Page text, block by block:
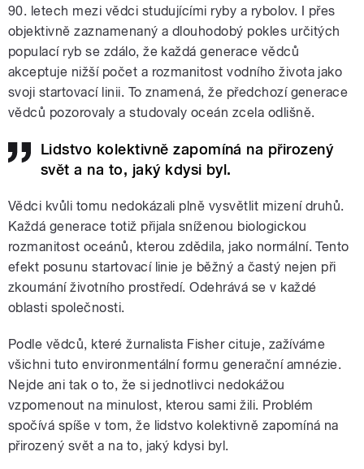
90. letech mezi vědci studujícími ryby a rybolov. I přes
objektivně zaznamenaný a dlouhodobý pokles určitých
populací ryb se zdálo, že každá generace vědců
akceptuje nižší počet a rozmanitost vodního života jako
svoji startovací linii. To znamená, že předchozí generace
vědců pozorovaly a studovaly oceán zcela odlišně.
Lidstvo kolektivně zapomíná na přirozený
svět a na to, jaký kdysi byl.
Vědci kvůli tomu nedokázali plně vysvětlit mizení druhů.
Každá generace totiž přijala sníženou biologickou
rozmanitost oceánů, kterou zdědila, jako normální. Tento
efekt posunu startovací linie je běžný a častý nejen při
zkoumání životního prostředí. Odehrává se v každé
oblasti společnosti.
Podle vědců, které žurnalista Fisher cituje, zažíváme
všichni tuto environmentální formu generační amnézie.
Nejde ani tak o to, že si jednotlivci nedokážou
vzpomenout na minulost, kterou sami žili. Problém
spočívá spíše v tom, že lidstvo kolektivně zapomíná na
přirozený svět a na to, jaký kdysi byl.